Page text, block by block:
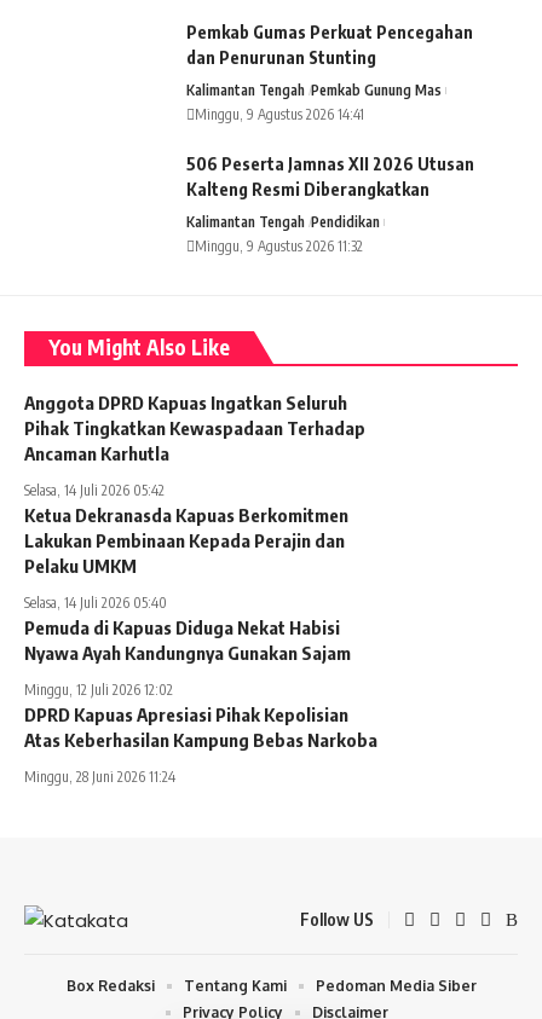
Pemkab Gumas Perkuat Pencegahan
dan Penurunan Stunting
Kalimantan Tengah Pemkab Gunung Mas
Minggu, 9 Agustus 2026 14:41
506 Peserta Jamnas XII 2026 Utusan
Kalteng Resmi Diberangkatkan
Kalimantan Tengah Pendidikan
Minggu, 9 Agustus 2026 11:32
You Might Also Like
Anggota DPRD Kapuas Ingatkan Seluruh
Pihak Tingkatkan Kewaspadaan Terhadap
Ancaman Karhutla
Selasa, 14 Juli 2026 05:42
Ketua Dekranasda Kapuas Berkomitmen
Lakukan Pembinaan Kepada Perajin dan
Pelaku UMKM
Selasa, 14 Juli 2026 05:40
Pemuda di Kapuas Diduga Nekat Habisi
Nyawa Ayah Kandungnya Gunakan Sajam
Minggu, 12 Juli 2026 12:02
DPRD Kapuas Apresiasi Pihak Kepolisian
Atas Keberhasilan Kampung Bebas Narkoba
Minggu, 28 Juni 2026 11:24
Follow US
Box Redaksi Tentang Kami
Pedoman Media Siber
Privacy Policy
Disclaimer